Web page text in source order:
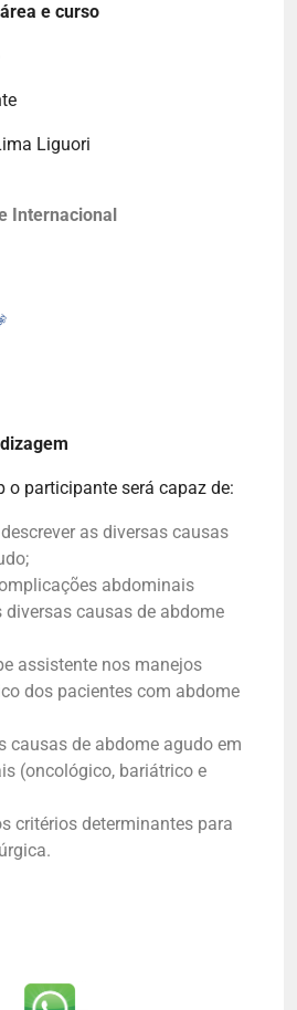
e curso
Liguori
Internacional
o participante será capaz de:
as diversas causas
abdominais
diversas causas de abdome
assistente nos manejos
dos pacientes com abdome
causas de abdome agudo em
(oncológico, bariátrico e
critérios determinantes para